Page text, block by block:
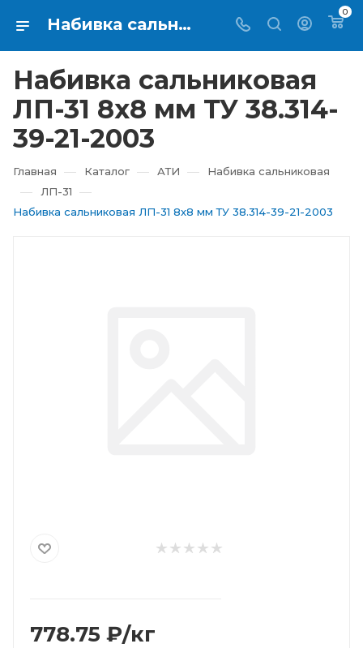
Набивка сальниковая ЛП-31 8х8 мм ТУ 38.314-39-21-2003 купить в Екатеринбурге ⇨ RTI-KUPI
0
Набивка сальниковая
ЛП-31 8х8 мм ТУ 38.314-
39-21-2003
Главная — Каталог — АТИ — Набивка сальниковая
— ЛП-31 —
Набивка сальниковая ЛП-31 8х8 мм ТУ 38.314-39-21-2003
778.75 ₽/кг